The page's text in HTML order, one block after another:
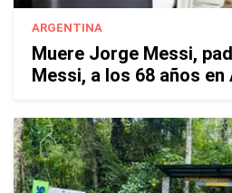
ARGENTINA
Muere Jorge Messi,
Messi, a los 68 años